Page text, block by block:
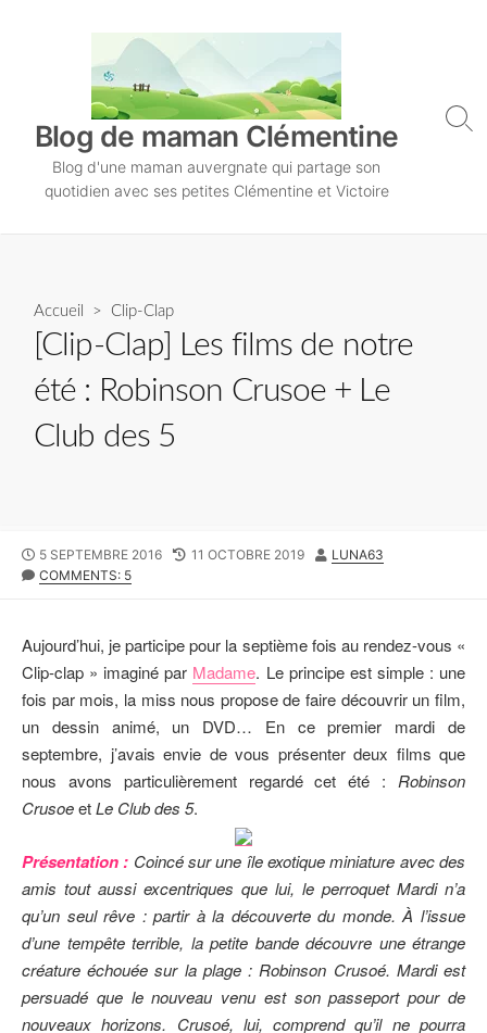
n
Blog de maman Clémentine
Blog d'une maman auvergnate qui partage son
quotidien avec ses petites Clémentine et Victoire
S
Accueil > Clip-Clap
[Clip-Clap] Les films de notre
été : Robinson Crusoe + Le
Club des 5
P
U
I
S
H
E
A
T
E
5 SEPTEMBRE 2016
L
O
D
I
E
D
D
E
11 OCTOBRE 2019
A
LUNA63
COMMENTS: 5
Aujourd’hui, je participe pour la septième fois au rendez-vous «
Clip-clap » imaginé par Madame. Le principe est simple : une
fois par mois, la miss nous propose de faire découvrir un film,
un dessin animé, un DVD… En ce premier mardi de
septembre, j’avais envie de vous présenter deux films que
nous avons particulièrement regardé cet été : Robinson
CrusoeetLe Club des 5.
Présentation : Coincé sur une île exotique miniature avec des
amis tout aussi excentriques que lui, le perroquet Mardi n’a
qu’un seul rêve : partir à la découverte du monde. À l’issue
d’une tempête terrible, la petite bande découvre une étrange
créature échouée sur la plage : Robinson Crusoé. Mardi est
persuadé que le nouveau venu est son passeport pour de
nouveaux horizons. Crusoé, lui, comprend qu’il ne pourra